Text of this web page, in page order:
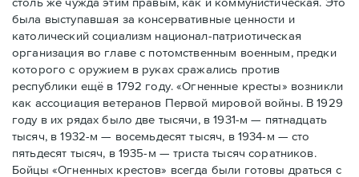
была выступавшая за консервативные ценности и
католический социализм национал-патриотическая
организация во главе с потомственным военным, предки
которого с оружием в руках сражались против
республики ещё в 1792 году. «Огненные кресты» возникли
как ассоциация ветеранов Первой мировой войны. В 1929
году в их рядах было две тысячи, в 1931-м — пятнадцать
тысяч, в 1932-м — восемьдесят тысяч, в 1934-м — сто
пятьдесят тысяч, в 1935-м — триста тысяч соратников.
Бойцы «Огненных крестов» всегда были готовы драться с